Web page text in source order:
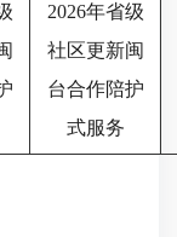
2026年省级
社区更新闽
台合作陪护
式服务